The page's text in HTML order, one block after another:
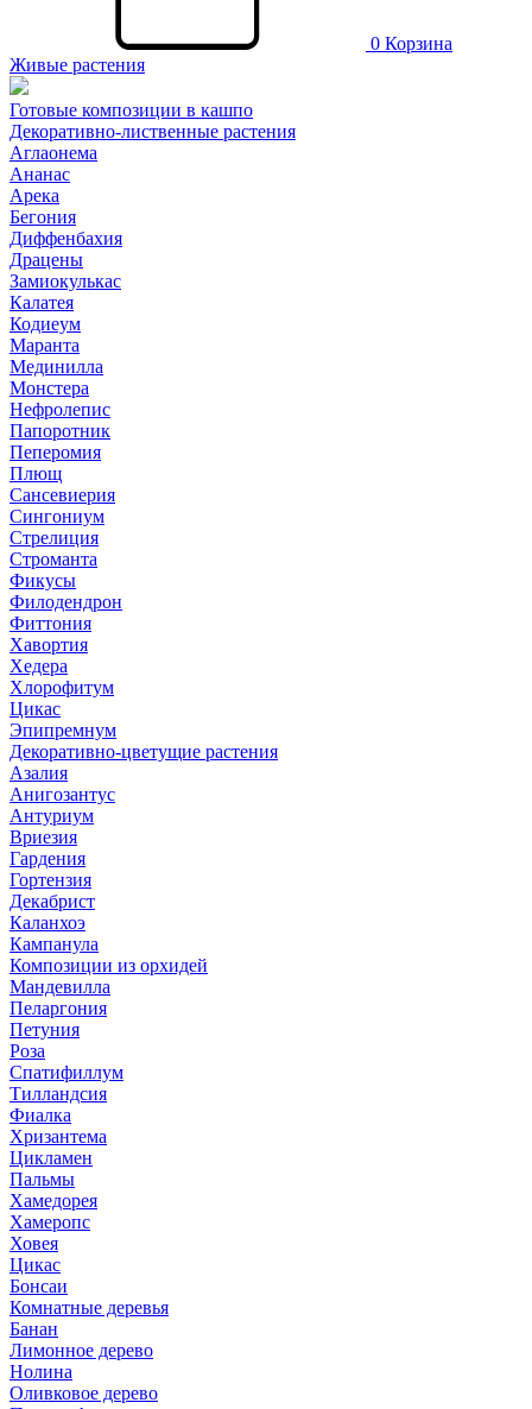
0 Корзина
Живые растения
Готовые композиции в кашпо
Декоративно-лиственные растения
Аглаонема
Ананас
Арека
Бегония
Диффенбахия
Драцены
Замиокулькас
Калатея
Кодиеум
Маранта
Мединилла
Монстера
Нефролепис
Папоротник
Пеперомия
Плющ
Сансевиерия
Сингониум
Стрелиция
Строманта
Фикусы
Филодендрон
Фиттония
Хавортия
Хедера
Хлорофитум
Цикас
Эпипремнум
Декоративно-цветущие растения
Азалия
Анигозантус
Антуриум
Вриезия
Гардения
Гортензия
Декабрист
Каланхоэ
Кампанула
Композиции из орхидей
Мандевилла
Пеларгония
Петуния
Роза
Спатифиллум
Тилландсия
Фиалка
Хризантема
Цикламен
Пальмы
Хамедорея
Хамеропс
Ховея
Цикас
Бонсаи
Комнатные деревья
Банан
Лимонное дерево
Нолина
Оливковое дерево